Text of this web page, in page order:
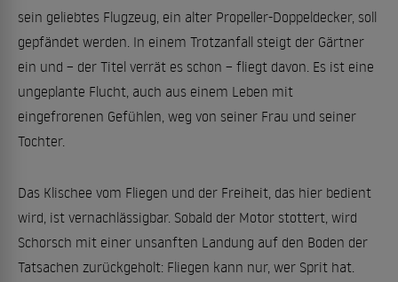
sein geliebtes Flugzeug, ein alter Propeller-Doppeldecker, soll
gepfändet werden. In einem Trotzanfall steigt der Gärtner
ein und – der Titel verrät es schon – fliegt davon. Es ist eine
ungeplante Flucht, auch aus einem Leben mit
eingefrorenen Gefühlen, weg von seiner Frau und seiner
Tochter.
Das Klischee vom Fliegen und der Freiheit, das hier bedient
wird, ist vernachlässigbar. Sobald der Motor stottert, wird
Schorsch mit einer unsanften Landung auf den Boden der
Tatsachen zurückgeholt: Fliegen kann nur, wer Sprit hat.